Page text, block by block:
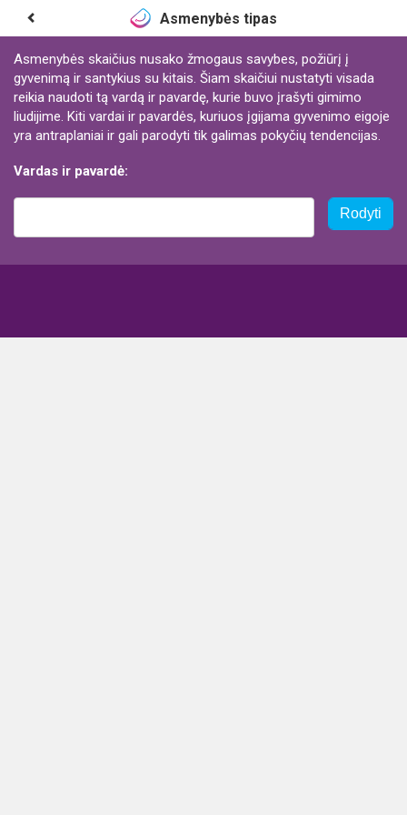
Asmenybės tipas
Asmenybės skaičius nusako žmogaus savybes, požiūrį į
gyvenimą ir santykius su kitais. Šiam skaičiui nustatyti visada
reikia naudoti tą vardą ir pavardę, kurie buvo įrašyti gimimo
liudijime. Kiti vardai ir pavardės, kuriuos įgijama gyvenimo eigoje
yra antraplaniai ir gali parodyti tik galimas pokyčių tendencijas.
Vardas ir pavardė:
Rodyti